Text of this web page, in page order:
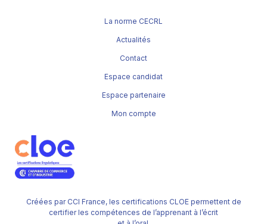
Créées par CCI France, les certifications CLOE permettent de
certifier les compétences de l’apprenant à l’écrit
La norme CECRL
Actualités
Contact
Espace candidat
Espace partenaire
Mon compte